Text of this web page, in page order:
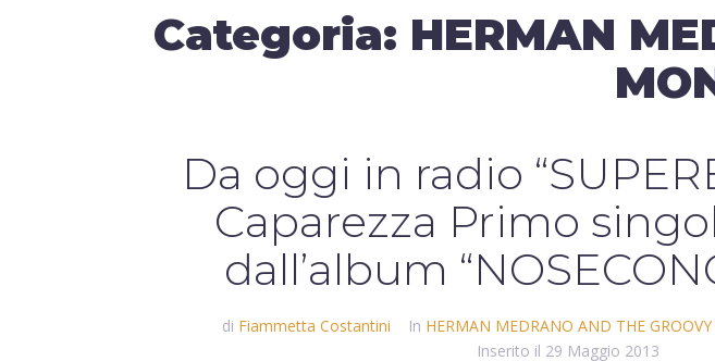
Categoria: HERMAN
Da oggi in radio
Caparezza Primo
dall’album
di Fiammetta Costantini In HERMAN MEDRANO AND THE
Inserito il 29 Maggio 2013